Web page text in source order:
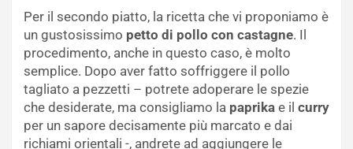
Per il secondo piatto, la ricetta che vi proponiamo è
un gustosissimo petto di pollo con castagne. Il
procedimento, anche in questo caso, è molto
semplice. Dopo aver fatto soffriggere il pollo
tagliato a pezzetti – potrete adoperare le spezie
che desiderate, ma consigliamo la paprika e il curry
per un sapore decisamente più marcato e dai
richiami orientali -, andrete ad aggiungere le